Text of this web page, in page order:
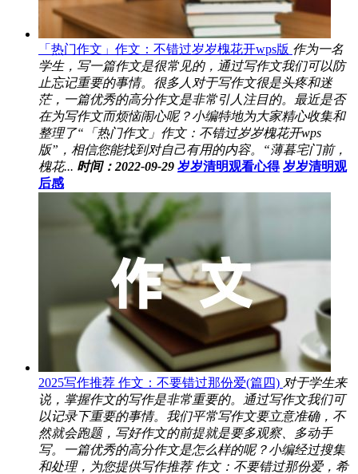
「热门作文」作文：不错过岁岁槐花开wps版 作为一名
学生，写一篇作文是很常见的，通过写作文我们可以防
止忘记重要的事情。很多人对于写作文很是头疼和迷
茫，一篇优秀的高分作文是非常引人注目的。最近是否
在为写作文而烦恼闹心呢？小编特地为大家精心收集和
整理了“「热门作文」作文：不错过岁岁槐花开wps
版”，相信您能找到对自己有用的内容。“薄暮宅门前，
槐花... 时间：2022-09-29 岁岁清明观看心得 岁岁清明观
后感
2025写作推荐 作文：不要错过那份爱(篇四) 对于学生来
说，掌握作文的写作是非常重要的。通过写作文我们可
以记录下重要的事情。我们平常写作文要立意准确，不
然就会跑题，写好作文的前提就是要多观察、多动手
写。一篇优秀的高分作文是怎么样的呢？小编经过搜集
和处理，为您提供写作推荐 作文：不要错过那份爱，希